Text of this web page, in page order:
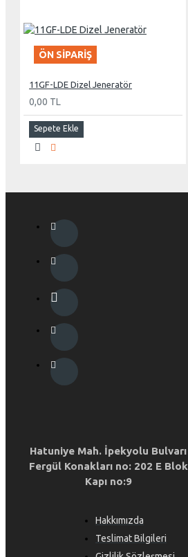
ÖN SIPARIŞ
11GF-LDE Dizel Jeneratör
0,00 TL
Sepete Ekle
Hatuniye Mah. İpekyolu Bulvarı
Fergül Konakları no: 202 E Blok
Kapı no:9
Hakkımızda
Teslimat Bilgileri